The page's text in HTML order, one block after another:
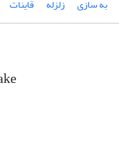
به سازی زلزله قاینات